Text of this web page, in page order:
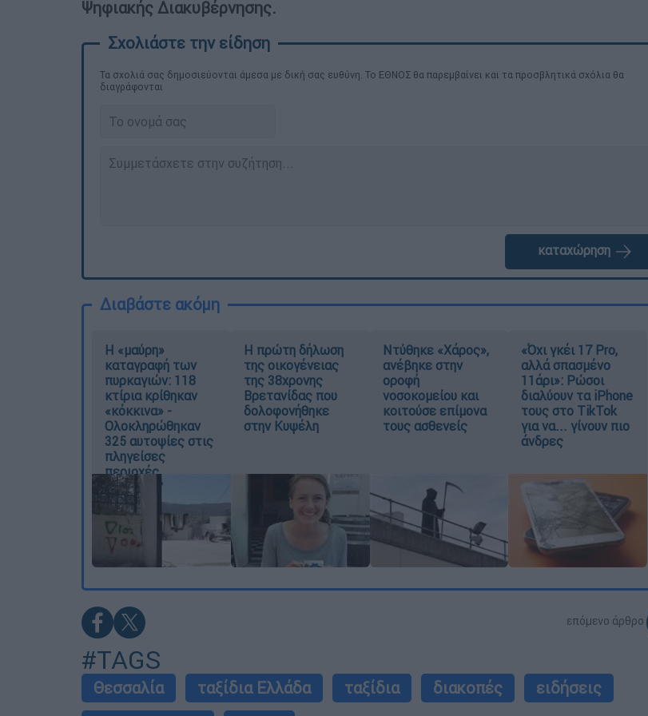
Ψηφιακής Διακυβέρνησης.
Τα σχολιά σας δημοσιεύονται άμεσα με δική σας ευθύνη. Το ΕΘΝΟΣ θα παρεμβαίνει και τα προσβλητικά σχόλια θα
διαγράφονται
καταχώρηση
Διαβάστε ακόμη
Η «μαύρη»
καταγραφή των
πυρκαγιών: 118
κτίρια κρίθηκαν
«κόκκινα» -
Ολοκληρώθηκαν
325 αυτοψίες στις
πληγείσες
περιοχές
Η πρώτη δήλωση
της οικογένειας
της 38χρονης
Βρετανίδας που
δολοφονήθηκε
στην Κυψέλη
Ντύθηκε «Χάρος»,
ανέβηκε στην
οροφή
νοσοκομείου και
κοιτούσε επίμονα
τους ασθενείς
«Όχι γκέι 17 Pro,
αλλά σπασμένο
11άρι»: Ρώσοι
διαλύουν τα iPhone
τους στο TikTok
για να... γίνουν πιο
άνδρες
επόμενο άρθρο
#TAGS
Θεσσαλία ταξίδια Ελλάδα ταξίδια διακοπές
ειδήσεις